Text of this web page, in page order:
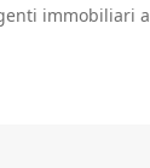
immobiliari a